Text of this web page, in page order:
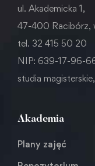
ul. Akademicka 1,
47-400 Racibórz,
tel. 32 415 50 20
NIP: 639-17-96-
studia
Akademia
Plany zajęć